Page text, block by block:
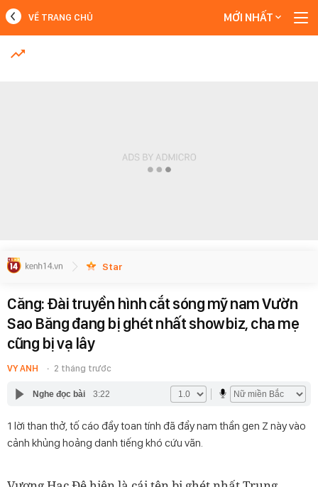
MỚI NHẤT
VỀ TRANG CHỦ MỚI NHẤT
Star
Căng: Đài truyền hình cắt sóng mỹ nam Vườn
Sao Băng đang bị ghét nhất showbiz, cha mẹ
cũng bị vạ lây
VY ANH 2 tháng trước
Nghe đọc bài 3:22
1 lời than thở, tố cáo đầy toan tính đã đẩy nam thần gen Z này vào
cảnh khủng hoảng danh tiếng khó cứu vãn.